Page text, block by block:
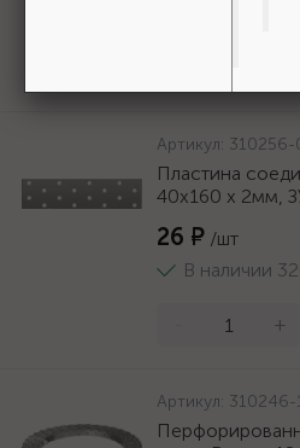
Артикул:
Пластина
40х160 х 2мм,
26 ₽ /шт
В наличии
+
Артикул: 310246-